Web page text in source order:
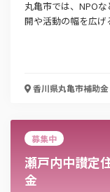
電話番号
丸亀市では、NPO
開や活動の幅を広げ
香川県丸亀市補助金
募集中
瀬戸内中讃定
金